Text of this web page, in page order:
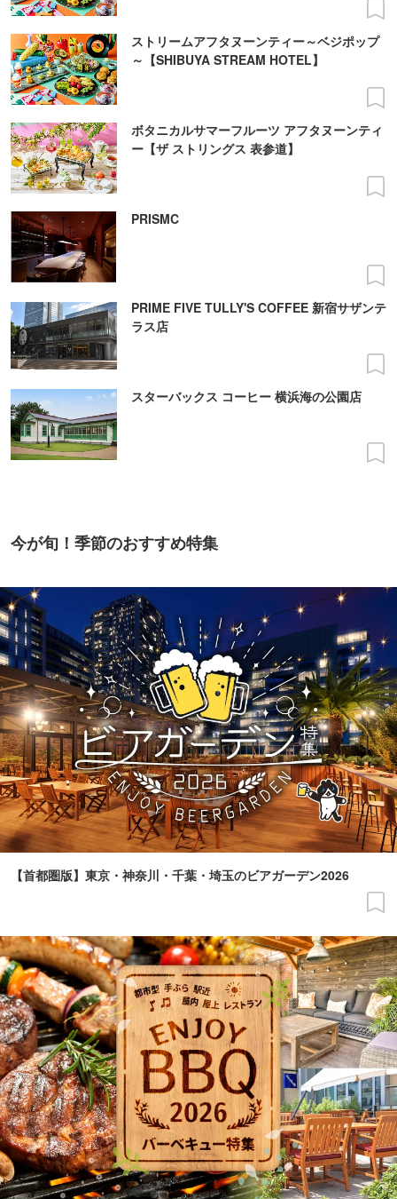
ストリームアフタヌーンティー～ベジポップ
～【SHIBUYA STREAM HOTEL】
ボタニカルサマーフルーツ アフタヌーンティ
ー【ザ ストリングス 表参道】
PRISMC
PRIME FIVE TULLY'S COFFEE 新宿サザンテ
ラス店
スターバックス コーヒー 横浜海の公園店
今が旬！季節のおすすめ特集
【首都圏版】東京・神奈川・千葉・埼玉のビアガーデン2026